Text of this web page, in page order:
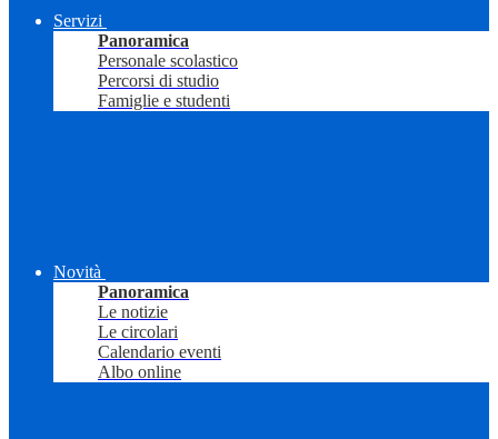
Servizi
Panoramica
Personale scolastico
Percorsi di studio
Famiglie e studenti
Novità
Panoramica
Le notizie
Le circolari
Calendario eventi
Albo online